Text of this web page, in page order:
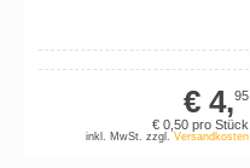
€ 4,95
€ 0,50 pro Stück
inkl. MwSt. zzgl.Versandkosten